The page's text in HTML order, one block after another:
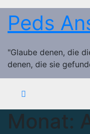
Zum
Inhalt
springen
Peds
"Glaube denen, die
denen, die sie
Monat: